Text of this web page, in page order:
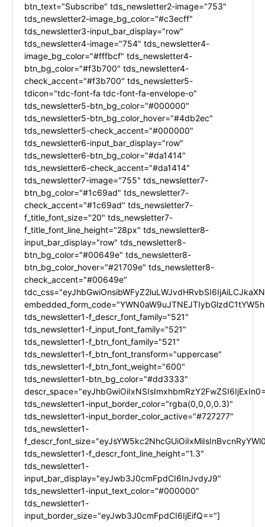
btn_text="Subscribe" tds_newsletter2-image="753"
tds_newsletter2-image_bg_color="#c3ecff"
tds_newsletter3-input_bar_display="row"
tds_newsletter4-image="754" tds_newsletter4-
image_bg_color="#fffbcf" tds_newsletter4-
btn_bg_color="#f3b700" tds_newsletter4-
check_accent="#f3b700" tds_newsletter5-
tdicon="tdc-font-fa tdc-font-fa-envelope-o"
tds_newsletter5-btn_bg_color="#000000"
tds_newsletter5-btn_bg_color_hover="#4db2ec"
tds_newsletter5-check_accent="#000000"
tds_newsletter6-input_bar_display="row"
tds_newsletter6-btn_bg_color="#da1414"
tds_newsletter6-check_accent="#da1414"
tds_newsletter7-image="755" tds_newsletter7-
btn_bg_color="#1c69ad" tds_newsletter7-
check_accent="#1c69ad" tds_newsletter7-
f_title_font_size="20" tds_newsletter7-
f_title_font_line_height="28px" tds_newsletter8-
input_bar_display="row" tds_newsletter8-
btn_bg_color="#00649e" tds_newsletter8-
btn_bg_color_hover="#21709e" tds_newsletter8-
check_accent="#00649e"
tds_newsletter1-f_descr_font_family="521"
tds_newsletter1-f_input_font_family="521"
tds_newsletter1-f_btn_font_family="521"
tds_newsletter1-f_btn_font_transform="uppercase"
tds_newsletter1-f_btn_font_weight="600"
tds_newsletter1-btn_bg_color="#dd3333"
tds_newsletter1-input_border_color="rgba(0,0,0,0.3)"
tds_newsletter1-input_border_color_active="#727277"
tds_newsletter1-
tds_newsletter1-f_descr_font_line_height="1.3"
tds_newsletter1-
input_bar_display="eyJwb3J0cmFpdCI6InJvdyJ9"
tds_newsletter1-input_text_color="#000000"
tds_newsletter1-
input_border_size="eyJwb3J0cmFpdCI6IjEifQ=="]